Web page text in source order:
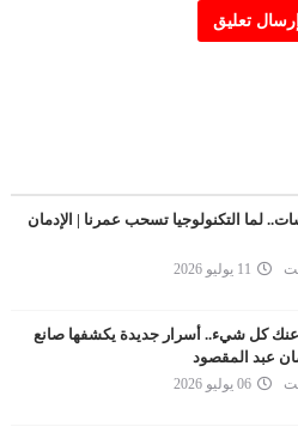
إرسال تعليق
لما التكنولوجيا تسحب عمرنا | الإدمان
11 يوليو 2026
كل شيء.. أسرار جديدة يكشفها صانع
عبد المقصود
06 يوليو 2026